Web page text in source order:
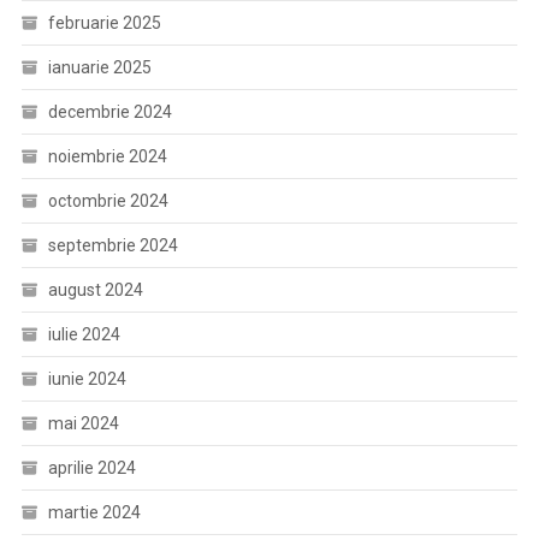
februarie 2025
ianuarie 2025
decembrie 2024
noiembrie 2024
octombrie 2024
septembrie 2024
august 2024
iulie 2024
iunie 2024
mai 2024
aprilie 2024
martie 2024